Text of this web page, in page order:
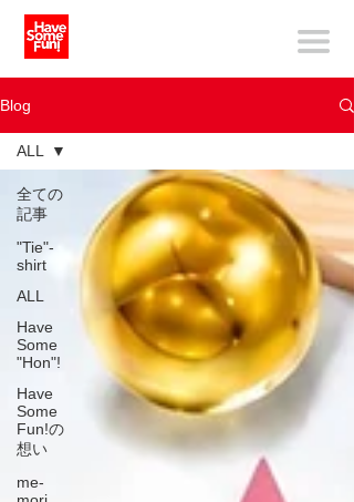
Blog
全ての
記事
"Tie"-
shirt
ALL
Have
Some
"Hon"!
Have
Some
Fun!の
想い
me-
ALL